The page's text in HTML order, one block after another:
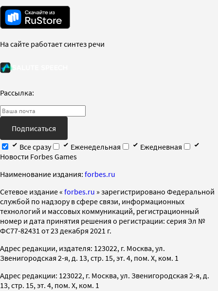
На сайте работает синтез речи
Рассылка:
Подписаться
Все сразу
Еженедельная
Ежедневная
Новости Forbes Games
Наименование издания: forbes.ru
Cетевое издание « forbes.ru » зарегистрировано Федеральной
службой по надзору в сфере связи, информационных
технологий и массовых коммуникаций, регистрационный
номер и дата принятия решения о регистрации: серия Эл №
ФС77-82431 от 23 декабря 2021 г.
Адрес редакции, издателя: 123022, г. Москва, ул.
Звенигородская 2-я, д. 13, стр. 15, эт. 4, пом. X, ком. 1
Адрес редакции: 123022, г. Москва, ул. Звенигородская 2-я, д.
13, стр. 15, эт. 4, пом. X, ком. 1